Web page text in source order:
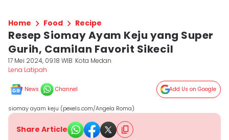
Home Food Recipe
Resep Siomay Ayam Keju yang Super
Gurih, Camilan Favorit Sikecil
17 Mei 2024, 09:18 WIB Kota Medan
Lena Latipah
News Channel Add Us on Google
siomay ayam keju (pexels.com/Angela Roma)
Share Article